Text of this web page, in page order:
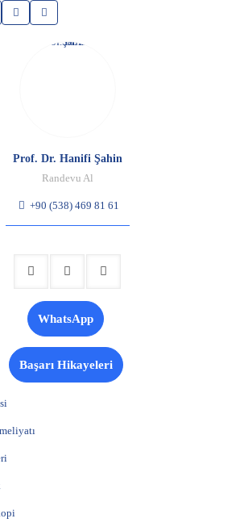
Prof. Dr. Hanifi Şahin
Randevu Al
+90 (538) 469 81 61
WhatsApp
Başarı Hikayeleri